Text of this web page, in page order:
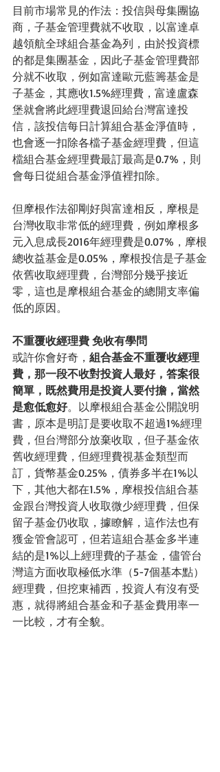
目前市場常見的作法：投信與母集團協
商，子基金管理費就不收取，以富達卓
越領航全球組合基金為列，由於投資標
的都是集團基金，因此子基金管理費部
分就不收取，例如富達歐元藍籌基金是
子基金，其應收1.5%經理費，富達盧森
堡就會將此經理費退回給台灣富達投
信，該投信每日計算組合基金淨值時，
也會逐一扣除各檔子基金經理費，但這
檔組合基金經理費最訂最高是0.7%，則
會每日從組合基金淨值裡扣除。
但摩根作法卻剛好與富達相反，摩根是
台灣收取非常低的經理費，例如摩根多
元入息成長2016年經理費是0.07%，摩根
總收益基金是0.05%，摩根投信是子基金
依舊收取經理費，台灣部分幾乎接近
零，這也是摩根組合基金的總開支率偏
低的原因。
不重覆收經理費 免收有學問
或許你會好奇， 組合基金不重覆收經理
費，那一段不收對投資人最好，答案很
簡單，既然費用是投資人要付擔，當然
是愈低愈好。以摩根組合基金公開說明
書，原本是明訂是要收取不超過1%經理
費，但台灣部分放棄收取，但子基金依
舊收經理費，但經理費視基金類型而
訂，貨幣基金0.25%，債券多半在1%以
下，其他大都在1.5%，摩根投信組合基
金跟台灣投資人收取微少經理費，但保
留子基金仍收取，據瞭解，這作法也有
獲金管會認可，但若這組合基金多半連
結的是1%以上經理費的子基金，儘管台
灣這方面收取極低水準（5-7個基本點）
經理費，但挖東補西，投資人有沒有受
惠，就得將組合基金和子基金費用率一
一比較，才有全貌。